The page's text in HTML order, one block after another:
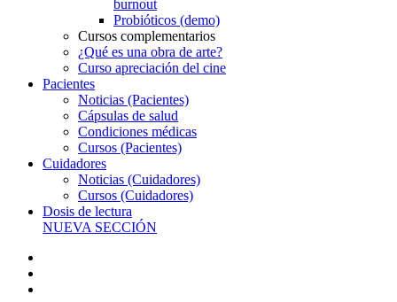
burnout
Probióticos (demo)
Cursos complementarios
¿Qué es una obra de arte?
Curso apreciación del cine
Pacientes
Noticias (Pacientes)
Cápsulas de salud
Condiciones médicas
Cursos (Pacientes)
Cuidadores
Noticias (Cuidadores)
Cursos (Cuidadores)
Dosis de lectura
NUEVA SECCIÓN